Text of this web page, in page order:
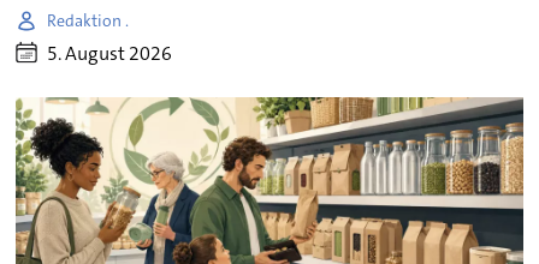
Redaktion .
5. August 2026